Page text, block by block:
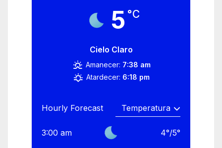
5 °C
Cielo Claro
Amanecer: 7:38 am
Atardecer: 6:18 pm
Hourly Forecast
3:00 am 4°/5°